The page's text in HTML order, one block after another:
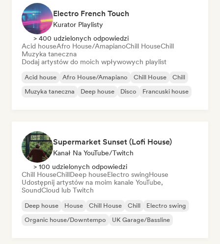
Electro French Touch
Kurator Playlisty
> 400 udzielonych odpowiedzi
Acid houseAfro House/AmapianoChill HouseChill
Muzyka taneczna
Dodaj artystów do moich wpływowych playlist
Acid house Afro House/Amapiano Chill House
Chill
Muzyka taneczna
Deep house Disco Francuski house
Supermarket Sunset (Lofi House)
Kanał Na YouTube/Twitch
> 100 udzielonych odpowiedzi
Chill HouseChillDeep houseElectro swingHouse
Udostępnij artystów na moim kanale YouTube,
SoundCloud lub Twitch
Deep house House Chill House Chill
Electro swing
Organic house/Downtempo
UK Garage/Bassline